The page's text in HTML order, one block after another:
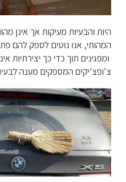
היות והבעיות מעיקות אך אינן
המהותי, אנו נוטים לספק להם
ומפגינים תוך כדי כך יצירתיות
צ'ופצ'יקים המספקים מענה